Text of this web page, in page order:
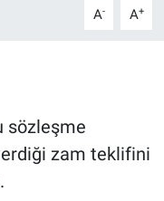
A- A+
sözleşme
zam teklifini